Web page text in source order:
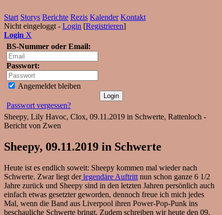
Start Storys Berichte Rezis Kalender Kontakt
Nicht eingeloggt - Login [Registrieren]
Login X
BS-Nummer oder Email:
Passwort:
Angemeldet bleiben
Passwort vergessen?
Sheepy, Lily Havoc, Clox, 09.11.2019 in Schwerte, Rattenloch -
Bericht von Zwen
Sheepy, 09.11.2019 in Schwerte
Heute ist es endlich soweit: Sheepy kommen mal wieder nach
Schwerte. Zwar liegt derlegendäre Auftritt nun schon ganze 6 1/2
Jahre zurück und Sheepy sind in den letzten Jahren persönlich auch
einfach etwas gesetzter geworden, dennoch freue ich mich jedes
Mal, wenn die Band aus Liverpool ihren Power-Pop-Punk ins
beschauliche Schwerte bringt. Zudem schreiben wir heute den 09.